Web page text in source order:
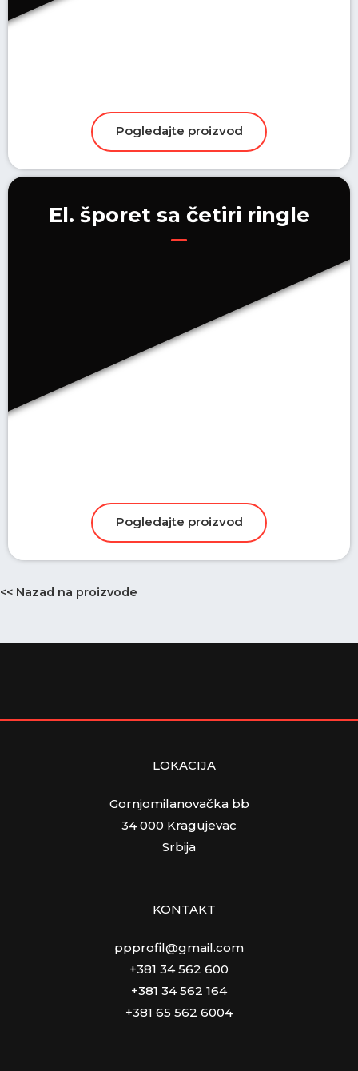
El. šporet sa četiri ringle
<< Nazad na proizvode
LOKACIJA
Gornjomilanovačka bb
34 000 Kragujevac
Srbija
KONTAKT
ppprofil@gmail.com
+381 34 562 600
+381 34 562 164
+381 65 562 6004